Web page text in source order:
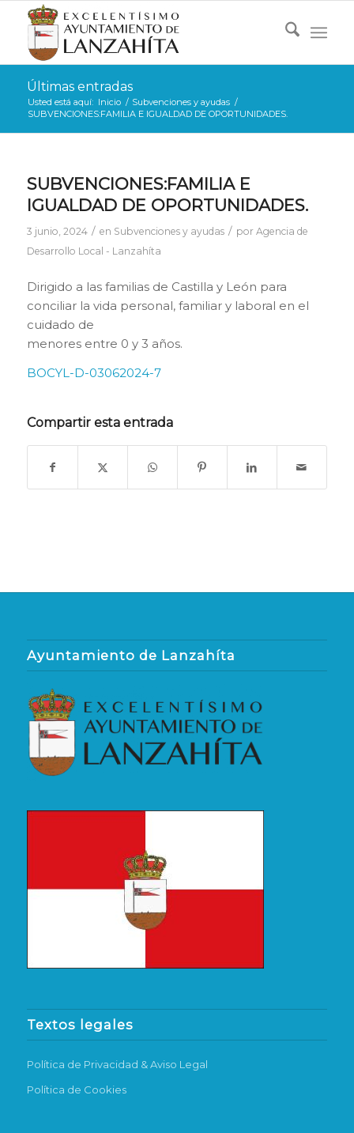
Últimas entradas
Usted está aquí: Inicio / Subvenciones y ayudas /
SUBVENCIONES:FAMILIA E IGUALDAD DE OPORTUNIDADES.
SUBVENCIONES:FAMILIA E
IGUALDAD DE OPORTUNIDADES.
3 junio, 2024 / en Subvenciones y ayudas / por Agencia de
Desarrollo Local - Lanzahíta
Dirigido a las familias de Castilla y León para
conciliar la vida personal, familiar y laboral en el
cuidado de
menores entre 0 y 3 años.
BOCYL-D-03062024-7
Compartir esta entrada
Ayuntamiento de Lanzahíta
Textos legales
Política de Privacidad & Aviso Legal
Política de Cookies